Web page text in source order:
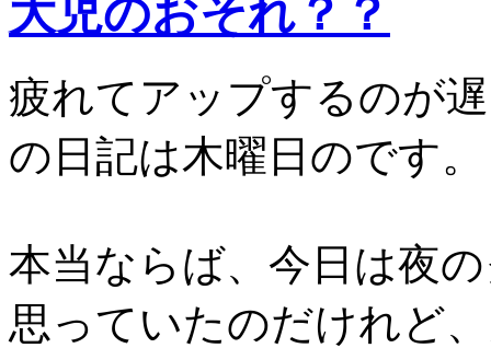
大児のおそれ？？
疲れてアップするのが
の日記は木曜日のです
本当ならば、今日は夜
思っていたのだけれど